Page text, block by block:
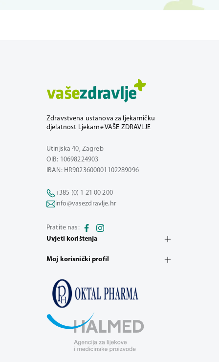
Zdravstvena ustanova za ljekarničku
djelatnost Ljekarne VAŠE ZDRAVLJE
Utinjska 40, Zagreb
OIB: 10698224903
IBAN: HR9023600001102289096
+385 (0) 1 21 00 200
info@vasezdravlje.hr
Pratite nas:
Uvjeti korištenja
Moj korisnički profil